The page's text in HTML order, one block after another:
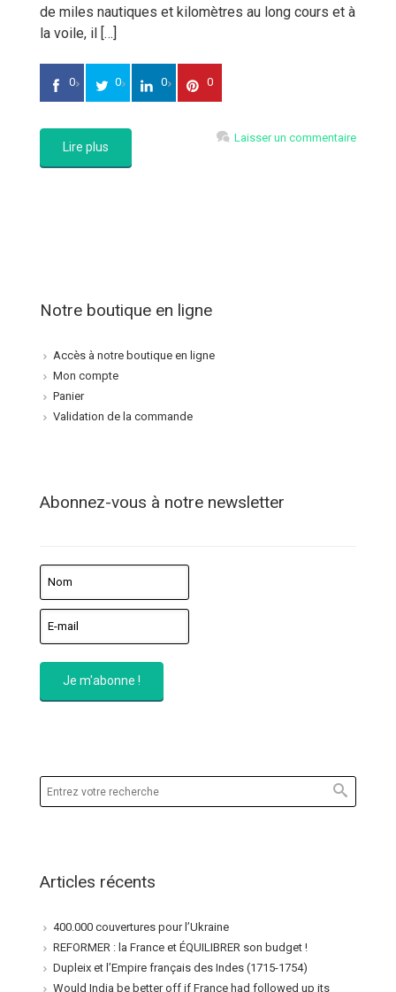
de miles nautiques et kilomètres au long cours et à
la voile, il […]
0 0 0 0
Lire plus
Laisser un commentaire
Notre boutique en ligne
Accès à notre boutique en ligne
Mon compte
Panier
Validation de la commande
Abonnez-vous à notre newsletter
Articles récents
400.000 couvertures pour l’Ukraine
REFORMER : la France et ÉQUILIBRER son budget !
Dupleix et l’Empire français des Indes (1715-1754)
Would India be better off if France had followed up its